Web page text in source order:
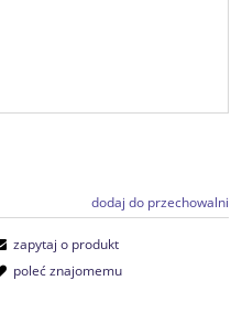
dodaj do przechowalni
zapytaj o produkt
poleć znajomemu